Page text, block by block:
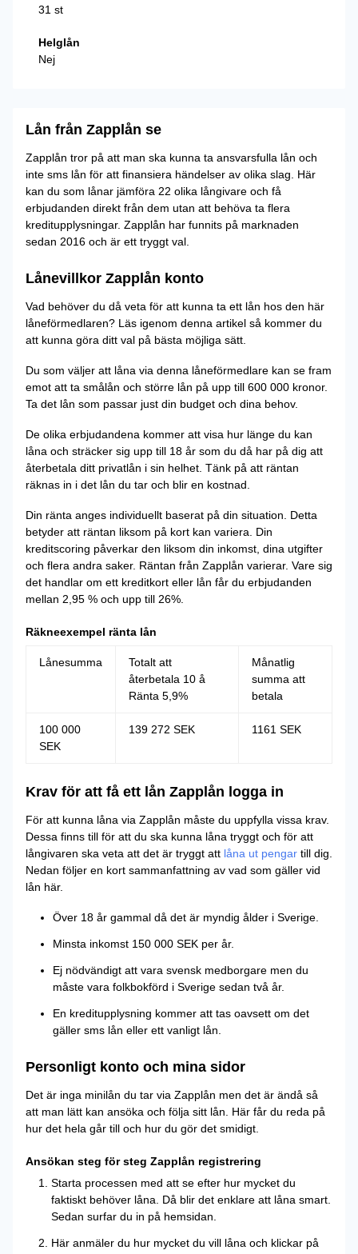
31 st
Helglån
Nej
Lån från Zapplån se
Zapplån tror på att man ska kunna ta ansvarsfulla lån och
inte sms lån för att finansiera händelser av olika slag. Här
kan du som lånar jämföra 22 olika långivare och få
erbjudanden direkt från dem utan att behöva ta flera
kreditupplysningar. Zapplån har funnits på marknaden
sedan 2016 och är ett tryggt val.
Lånevillkor Zapplån konto
Vad behöver du då veta för att kunna ta ett lån hos den här
låneförmedlaren? Läs igenom denna artikel så kommer du
att kunna göra ditt val på bästa möjliga sätt.
Du som väljer att låna via denna låneförmedlare kan se fram
emot att ta smålån och större lån på upp till 600 000 kronor.
Ta det lån som passar just din budget och dina behov.
De olika erbjudandena kommer att visa hur länge du kan
låna och sträcker sig upp till 18 år som du då har på dig att
återbetala ditt privatlån i sin helhet. Tänk på att räntan
räknas in i det lån du tar och blir en kostnad.
Din ränta anges individuellt baserat på din situation. Detta
betyder att räntan liksom på kort kan variera. Din
kreditscoring påverkar den liksom din inkomst, dina utgifter
och flera andra saker. Räntan från Zapplån varierar. Vare sig
det handlar om ett kreditkort eller lån får du erbjudanden
mellan 2,95 % och upp till 26%.
Räkneexempel ränta lån
Lånesumma
Totalt att
återbetala 10 å
Ränta 5,9%
Månatlig
summa att
betala
100 000
SEK
139 272 SEK 1161 SEK
Krav för att få ett lån Zapplån logga in
För att kunna låna via Zapplån måste du uppfylla vissa krav.
Dessa finns till för att du ska kunna låna tryggt och för att
långivaren ska veta att det är tryggt att låna ut pengar till dig.
Nedan följer en kort sammanfattning av vad som gäller vid
lån här.
Över 18 år gammal då det är myndig ålder i Sverige.
Minsta inkomst 150 000 SEK per år.
Ej nödvändigt att vara svensk medborgare men du
måste vara folkbokförd i Sverige sedan två år.
En kreditupplysning kommer att tas oavsett om det
gäller sms lån eller ett vanligt lån.
Personligt konto och mina sidor
Det är inga minilån du tar via Zapplån men det är ändå så
att man lätt kan ansöka och följa sitt lån. Här får du reda på
hur det hela går till och hur du gör det smidigt.
Ansökan steg för steg Zapplån registrering
Starta processen med att se efter hur mycket du
faktiskt behöver låna. Då blir det enklare att låna smart.
Sedan surfar du in på hemsidan.
Här anmäler du hur mycket du vill låna och klickar på